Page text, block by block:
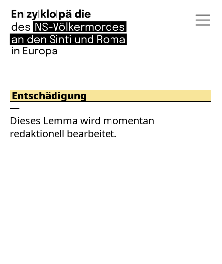
Entschädigung
Dieses Lemma wird momentan
redaktionell bearbeitet.